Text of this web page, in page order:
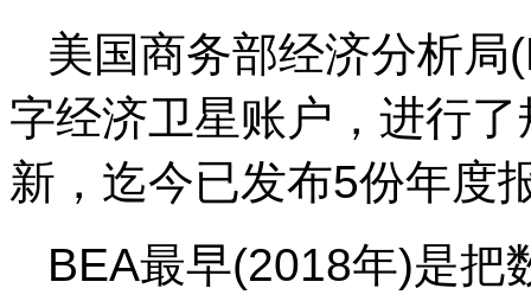
美国商务部经济分析
字经济卫星账户，进行
新，迄今已发布5份年度
BEA最早(2018年)是把